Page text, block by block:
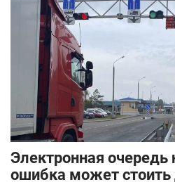
Электронная очередь
ошибка может стоить